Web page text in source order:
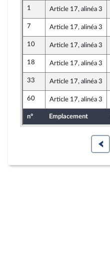
1 Article 17, alinéa 3
7 Article 17, alinéa 3
10 Article 17, alinéa 3
18 Article 17, alinéa 3
33 Article 17, alinéa 3
60 Article 17, alinéa 3
n° Emplacement